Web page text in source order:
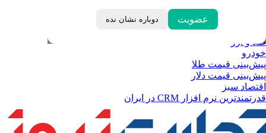
عضویت دوباره نشان نده
لحظه تحویل سال
داغ‌ترین‌های اقتصادی
طلا و ارز
خودرو
پیش‌بینی قیمت طلا
پیش‌بینی قیمت دلار
اقتصاد سبز
قدرتمندترین نرم‌ افزار CRM در ایران